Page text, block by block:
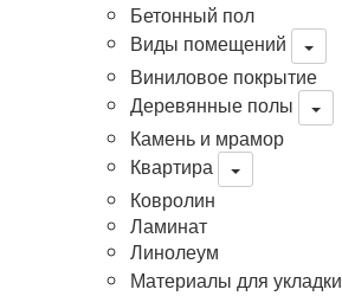
Бетонный пол
Виды помещений
Виниловое покрытие
Деревянные полы
Камень и мрамор
Квартира
Ковролин
Ламинат
Линолеум
Материалы для укладки